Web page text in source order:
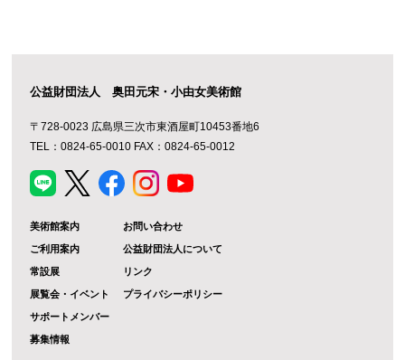
公益財団法人 奥田元宋・小由女美術館
〒728-0023 広島県三次市東酒屋町10453番地6
TEL：0824-65-0010 FAX：0824-65-0012
美術館案内
ご利用案内
常設展
展覧会・イベント
サポートメンバー
募集情報
お問い合わせ
公益財団法人について
リンク
プライバシーポリシー